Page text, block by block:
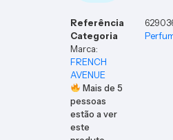
Referência
Categoria
Marca:
FRENCH
AVENUE
Mais de5
pessoas
estão a ver
este